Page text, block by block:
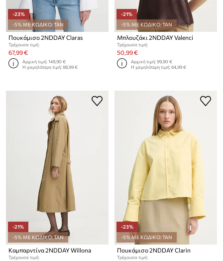
-23%
-5% ΜΕ ΚΩΔΙΚΟ: TAN
Πουκάμισο 2NDDAY Claras
Τρέχουσα τιμή:
67,99 €
Αρχική τιμή:149,90 €
Η χαμηλότερη τιμή:88,99 €
-21%
-5% ΜΕ ΚΩΔΙΚΟ: TAN
Μπλουζάκι 2NDDAY Valenci
Τρέχουσα τιμή:
50,99 €
Αρχική τιμή:99,90 €
Η χαμηλότερη τιμή:64,99 €
-21%
-5% ΜΕ ΚΩΔΙΚΟ: TAN
Καμπαρντίνα 2NDDAY Willona
Τρέχουσα τιμή:
-23%
-5% ΜΕ ΚΩΔΙΚΟ: TAN
Πουκάμισο 2NDDAY Clarin
Τρέχουσα τιμή: